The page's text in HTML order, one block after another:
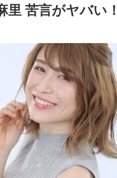
里 苦言がヤバい